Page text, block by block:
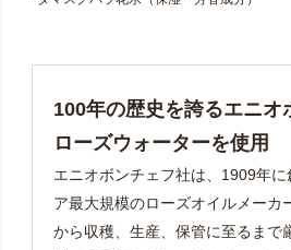
100年の歴史を誇るエニオ
ローズウォーターを使用
エニオボンチェフ社は、1909年に
ア最大規模のローズオイルメーカ
から収穫、生産、保管に至るまで